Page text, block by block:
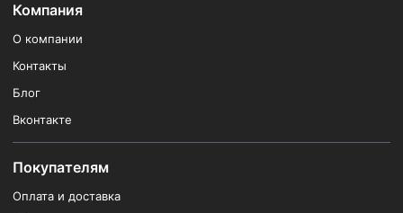
Компания
О компании
Контакты
Блог
Вконтакте
Покупателям
Оплата и доставка